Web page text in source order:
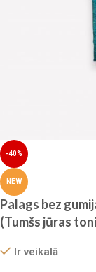
-40%
NEW
Palags bez
(Tumšs jūras
Ir veikalā